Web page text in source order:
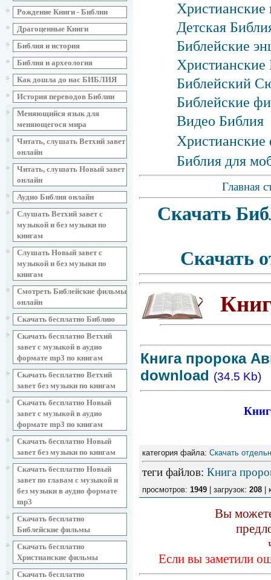
Рождение Книги - Библии
Драгоценные Книги
Библия и история
Библия и археология
Как дошла до нас БИБЛИЯ
История переводов Библии
Меняющийся язык для
меняющегося мира
Читать, слушать Ветхий завет
онлайн
Читать, слушать Новый завет
онлайн
Аудио Библия онлайн
Слушать Ветхий завет с
музыкой и без музыки по
книгам
Слушать Новый завет с
музыкой и без музыки по
книгам
Смотреть Библейские фильмы
онлайн
Скачать бесплатно Библию
Скачать бесплатно Ветхий
завет с музыкой в аудио
формате mp3 по книгам
Скачать бесплатно Ветхий
завет без музыки по книгам
Скачать бесплатно Новый
завет с музыкой в аудио
формате mp3 по книгам
Скачать бесплатно Новый
завет без музыки по книгам
Скачать бесплатно Новый
завет по главам с музыкой и
без музыки в аудио формате
mp3
Скачать бесплатно
Библейские фильмы
Скачать бесплатно
Христианские фильмы
Скачать бесплатно
Христианские
Детская
Библейские
Христианские
Библейский
Библейские
Видео Библия
Христианские
Библия для
Главная
Скачать
Скачать
Книга пророка
download (34.5 Kb)
категория файла: Скачать
теги файлов: Книга
просмотров: 1949 | загрузок: 208 |
Вы
Если вы заметили